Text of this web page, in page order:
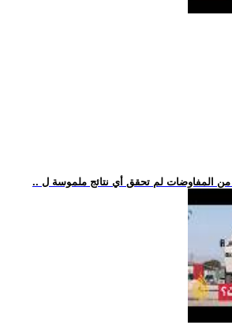
المفاوضات لم تحقق أي نتائج ملموسة ل